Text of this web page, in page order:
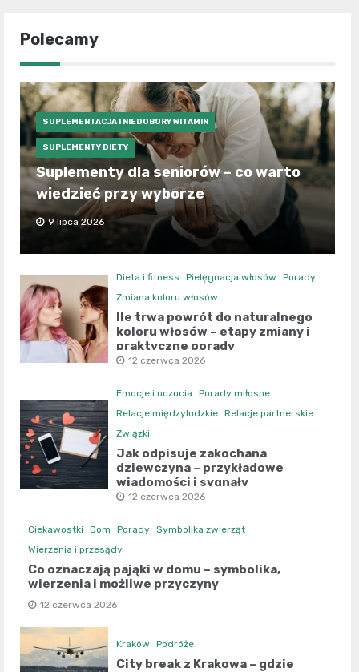
Polecamy
SUPLEMENTACJA I NIEDOBORY WITAMIN
SUPLEMENTY DIETY
Suplementy dla seniorów – co warto
wiedzieć przy wyborze
9 lipca 2026
Dieta i fitness Pielęgnacja włosów
Porady
Zmiana koloru włosów
Ile trwa powrót do naturalnego
koloru włosów – etapy zmiany i
praktyczne porady
12 czerwca 2026
Emocje i uczucia
Porady miłosne
Relacje międzyludzkie Relacje partnerskie
Związki
Jak odpisuje zakochana
dziewczyna – przykładowe
wiadomości i sygnały
12 czerwca 2026
Ciekawostki Dom Porady Symbolika zwierząt
Wierzenia i przesądy
Co oznaczają pająki w domu – symbolika,
wierzenia i możliwe przyczyny
12 czerwca 2026
Kraków Podróże
City break z Krakowa – gdzie